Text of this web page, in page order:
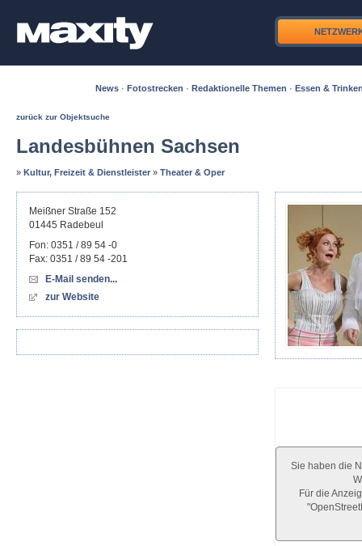
News · Fotostrecken · Redaktionelle Themen · Essen &
zurück zur Objektsuche
Landesbühnen Sachsen
» Kultur, Freizeit & Dienstleister » Theater & Oper
Sie haben die
Für die
Meißner Straße 152
01445 Radebeul
Fon: 0351 / 89 54 -0
Fax: 0351 / 89 54 -201
E-Mail senden...
zur Website